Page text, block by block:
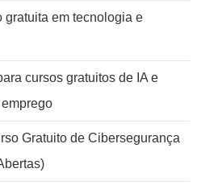
gratuita em tecnologia e
cursos gratuitos de IA e
Gratuito de Cibersegurança